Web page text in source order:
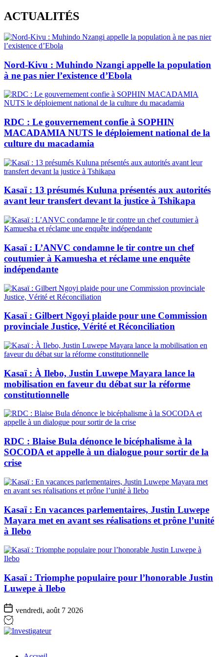
Skip
to
content
ACTUALITÉS
Nord-Kivu : Muhindo Nzangi appelle la population
à ne pas nier l’existence d’Ebola
RDC : Le gouvernement confie à SOPHIN
MACADAMIA NUTS le déploiement national de la
culture du macadamia
Kasaï : 13 présumés Kuluna présentés aux autorités
avant leur transfert devant la justice à Tshikapa
Kasaï : L’ANVC condamne le tir contre un chef
coutumier à Kamuesha et réclame une enquête
indépendante
Kasaï : Gilbert Ngoyi plaide pour une Commission
provinciale Justice, Vérité et Réconciliation
Kasaï : À Ilebo, Justin Luwepe Mayara lance la
mobilisation en faveur du débat sur la réforme
constitutionnelle
RDC : Blaise Bula dénonce le bicéphalisme à la
SOCODA et appelle à un dialogue pour sortir de la
crise
Kasaï : En vacances parlementaires, Justin Luwepe
Mayara met en avant ses réalisations et prône l’unité
à Ilebo
Kasaï : Triomphe populaire pour l’honorable Justin
Luwepe à Ilebo
vendredi, août 7 2026